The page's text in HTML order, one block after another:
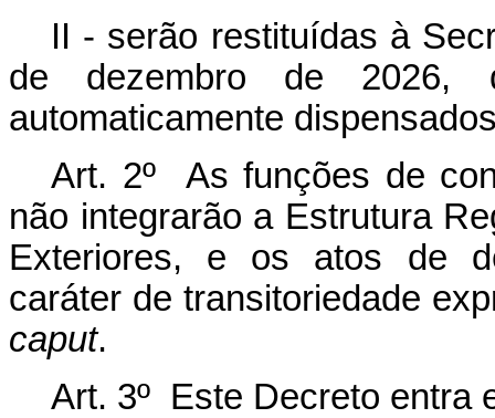
II - serão restituídas à
de dezembro de 2026,
automaticamente
Art. 2º As funções de
não integrarão a Estrutura
Exteriores, e os atos de
caráter de transitoriedade
caput.
Art. 3º Este Decreto entra